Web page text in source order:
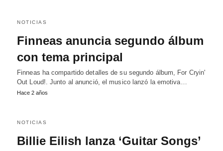
NOTICIAS
Finneas anuncia segundo álbum
con tema principal
Finneas ha compartido detalles de su segundo álbum, For Cryin'
Out Loud!. Junto al anunció, el musico lanzó la emotiva…
Hace 2 años
NOTICIAS
Billie Eilish lanza ‘Guitar Songs’